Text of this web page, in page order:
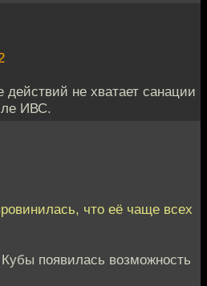
действий не хватает санации
ИВС.
что её чаще всех
появилась возможность